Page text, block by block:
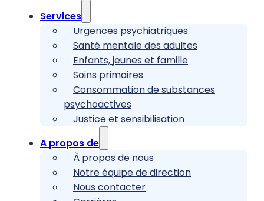
Services
Urgences psychiatriques
Santé mentale des adultes
Enfants, jeunes et famille
Soins primaires
Consommation de substances
psychoactives
Justice et sensibilisation
A propos de
À propos de nous
Notre équipe de direction
Nous contacter